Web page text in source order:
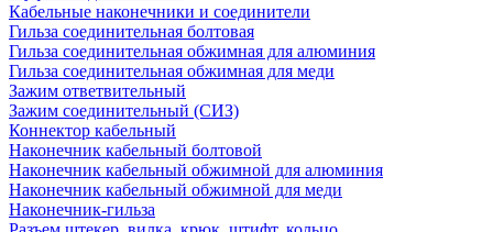
Кабельные наконечники и соединители
Гильза соединительная болтовая
Гильза соединительная обжимная для алюминия
Гильза соединительная обжимная для меди
Зажим ответвительный
Зажим соединительный (СИЗ)
Коннектор кабельный
Наконечник кабельный болтовой
Наконечник кабельный обжимной для алюминия
Наконечник кабельный обжимной для меди
Наконечник-гильза